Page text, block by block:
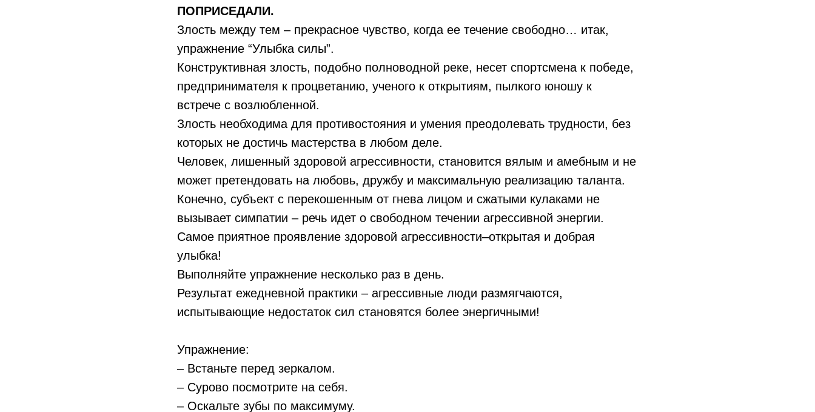
ПОПРИСЕДАЛИ.
Злость между тем – прекрасное чувство, когда ее течение свободно… итак,
упражнение “Улыбка силы”.
Конструктивная злость, подобно полноводной реке, несет спортсмена к победе,
предпринимателя к процветанию, ученого к открытиям, пылкого юношу к
встрече с возлюбленной.
Злость необходима для противостояния и умения преодолевать трудности, без
которых не достичь мастерства в любом деле.
Человек, лишенный здоровой агрессивности, становится вялым и амебным и не
может претендовать на любовь, дружбу и максимальную реализацию таланта.
Конечно, субъект с перекошенным от гнева лицом и сжатыми кулаками не
вызывает симпатии – речь идет о свободном течении агрессивной энергии.
Самое приятное проявление здоровой агрессивности–открытая и добрая
улыбка!
Выполняйте упражнение несколько раз в день.
Результат ежедневной практики – агрессивные люди размягчаются,
испытывающие недостаток сил становятся более энергичными!
Упражнение:
– Встаньте перед зеркалом.
– Сурово посмотрите на себя.
– Оскальте зубы по максимуму.